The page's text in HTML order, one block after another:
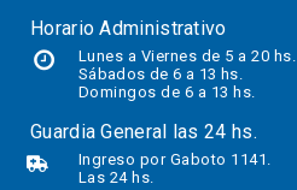
Horario Administrativo
Lunes a Viernes de 5 a 20 hs.
Sábados de 6 a 13 hs.
Domingos de 6 a 13 hs.
Guardia General las 24 hs.
Ingreso por Gaboto 1141.
Las 24 hs.